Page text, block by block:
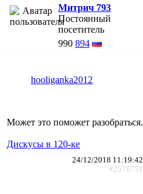
Митрич 793
Постоянный
посетитель
990 894
hooliganka2012
Может это поможет разобраться.
Дискусы в 120-ке
24/12/2018 11:19:42
#2576751